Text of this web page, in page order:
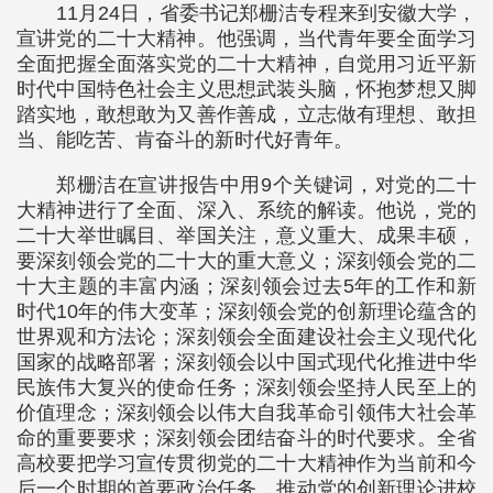
11月24日，省委书记郑栅洁专程来到安徽大学，
宣讲党的二十大精神。他强调，当代青年要全面学习
全面把握全面落实党的二十大精神，自觉用习近平新
时代中国特色社会主义思想武装头脑，怀抱梦想又脚
踏实地，敢想敢为又善作善成，立志做有理想、敢担
当、能吃苦、肯奋斗的新时代好青年。
郑栅洁在宣讲报告中用9个关键词，对党的二十
大精神进行了全面、深入、系统的解读。他说，党的
二十大举世瞩目、举国关注，意义重大、成果丰硕，
要深刻领会党的二十大的重大意义；深刻领会党的二
十大主题的丰富内涵；深刻领会过去5年的工作和新
时代10年的伟大变革；深刻领会党的创新理论蕴含的
世界观和方法论；深刻领会全面建设社会主义现代化
国家的战略部署；深刻领会以中国式现代化推进中华
民族伟大复兴的使命任务；深刻领会坚持人民至上的
价值理念；深刻领会以伟大自我革命引领伟大社会革
命的重要要求；深刻领会团结奋斗的时代要求。全省
高校要把学习宣传贯彻党的二十大精神作为当前和今
后一个时期的首要政治任务，推动党的创新理论进校